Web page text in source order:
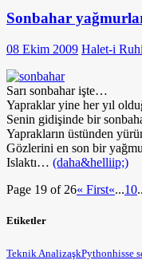
Sonbahar
08 Ekim 2009 Halet-i
Sarı sonbahar işte…
Yapraklar yine her yıl
Senin gidişinde bir
Yaprakların üstünden
Gözlerini en son bir
Islaktı… (daha&helliip;)
Page 19 of 26« First«...10
Etiketler
Teknik AnalizaşkPythonhisse